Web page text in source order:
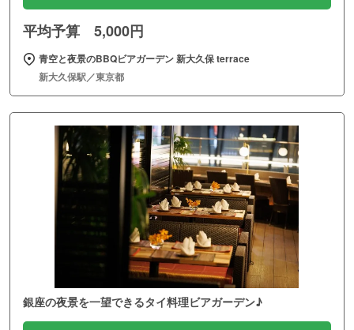
平均予算 5,000円
青空と夜景のBBQビアガーデン 新大久保 terrace
新大久保駅／東京都
銀座の夜景を一望できるタイ料理ビアガーデン♪